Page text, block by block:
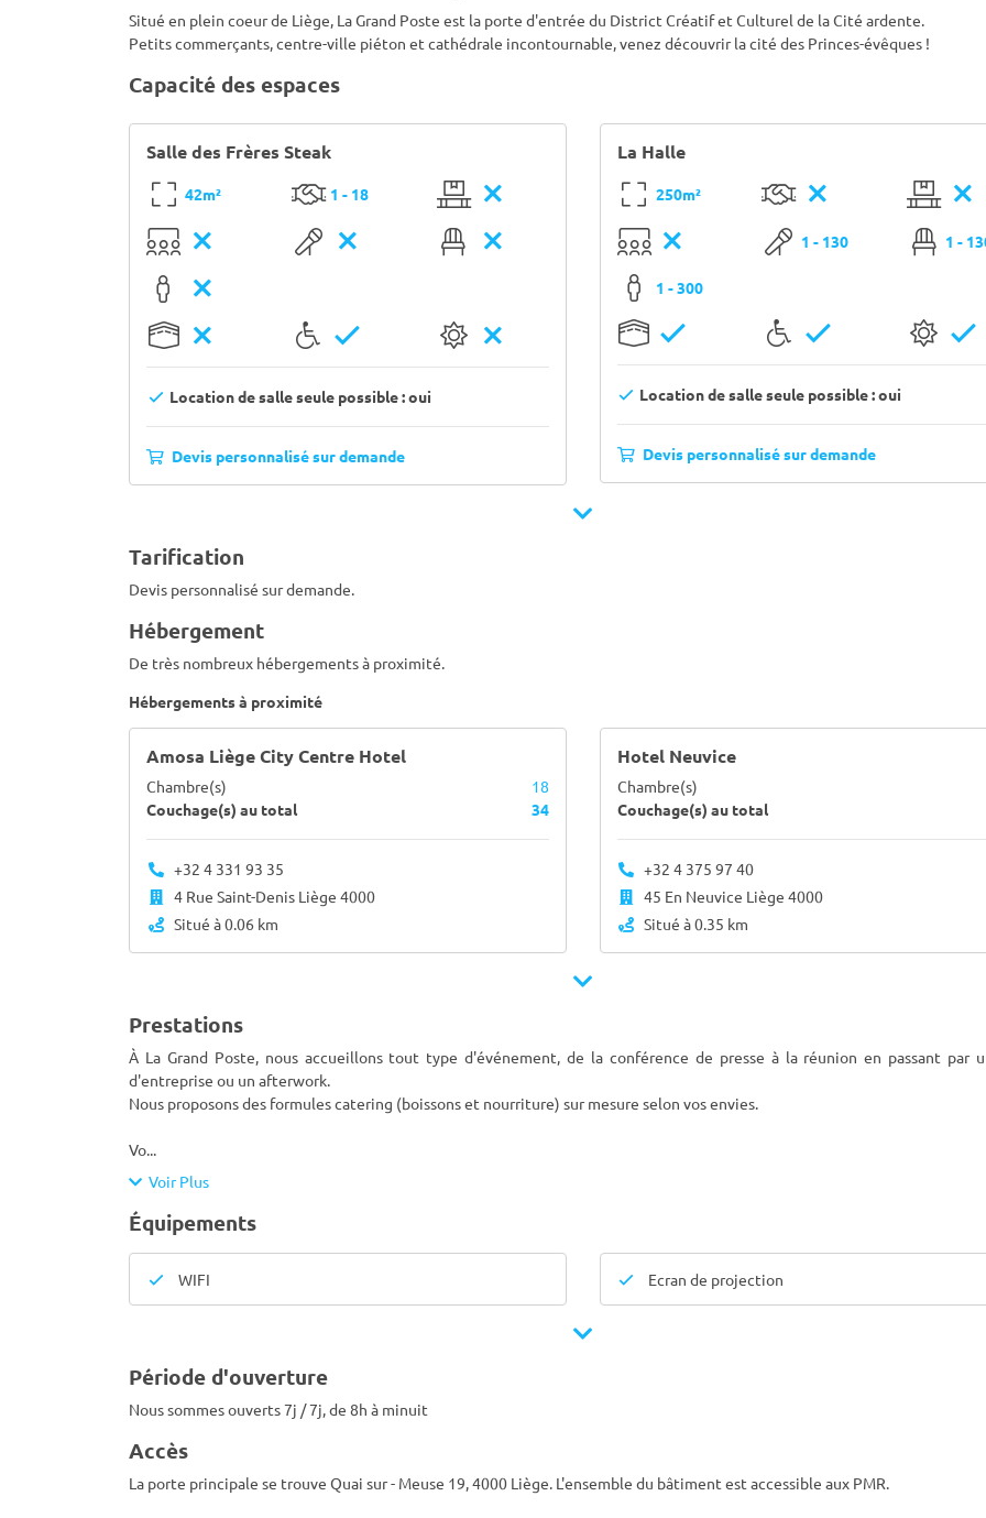
Situé en plein coeur de Liège, La Grand Poste est la porte d'entrée du District Créatif et Culturel de la Cité ardente.
Petits commerçants, centre-ville piéton et cathédrale incontournable, venez découvrir la cité des Princes-évêques !
Capacité des espaces
Salle des Frères Steak
42m² 1 - 18
Location de salle seule possible : oui
Devis personnalisé sur demande
La Halle
250m²
1 - 130 1 -
1 - 300
Location de salle seule possible : oui
Devis personnalisé sur demande
Tarification
Devis personnalisé sur demande.
Hébergement
De très nombreux hébergements à proximité.
Hébergements à proximité
Amosa Liège City Centre Hotel
Chambre(s)
18
Couchage(s) au total
34
+32 4 331 93 35
4 Rue Saint-Denis Liège 4000
Situé à 0.06 km
Hotel Neuvice
Chambre(s)
Couchage(s) au total
+32 4 375 97 40
45 En Neuvice Liège 4000
Situé à 0.35 km
Prestations
À La Grand Poste, nous accueillons tout type d'événement, de la conférence de presse à la réunion en passant par
d'entreprise ou un afterwork.
Nous proposons des formules catering (boissons et nourriture) sur mesure selon vos envies.
Vo...
Voir Plus
Équipements
WIFI Ecran de projection
Période d'ouverture
Nous sommes ouverts 7j / 7j, de 8h à minuit
Accès
La porte principale se trouve Quai sur - Meuse 19, 4000 Liège. L'ensemble du bâtiment est accessible aux PMR.